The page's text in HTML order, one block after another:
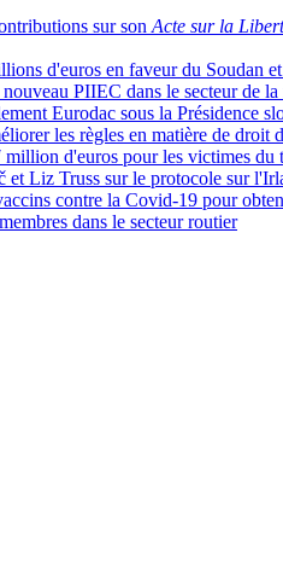
sur son Acte sur la
d'euros en faveur du Soudan
PIIEC dans le secteur de
Eurodac sous la Présidence
les règles en matière de droit
d'euros pour les victimes du
et Liz Truss sur le protocole sur
contre la Covid-19 pour
dans le secteur routier